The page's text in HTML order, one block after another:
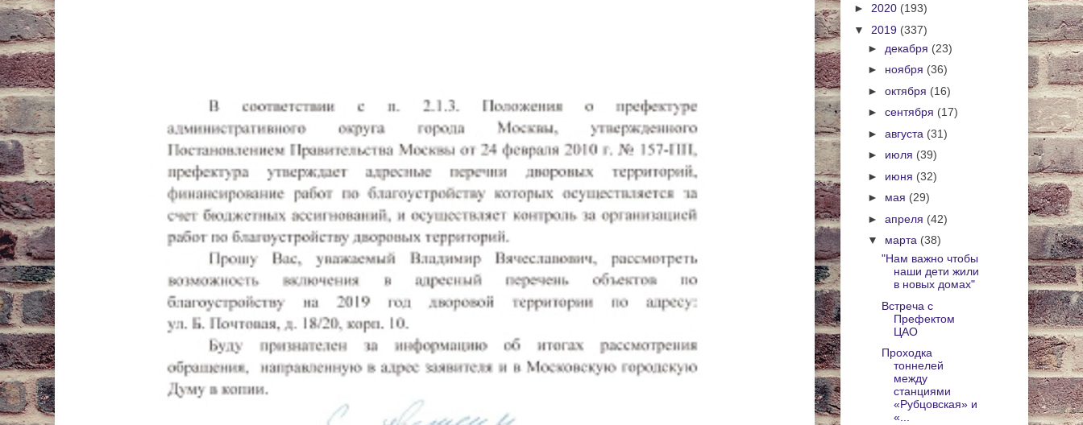
► 2020 (193)
▼ 2019 (337)
► декабря (23)
► ноября (36)
► октября (16)
► сентября (17)
► августа (31)
► июля (39)
► июня (32)
► мая (29)
► апреля (42)
▼ марта (38)
"Нам важно чтобы
наши дети жили
в новых домах"
Встреча с
Префектом
ЦАО
Проходка
тоннелей
между
станциями
«Рубцовская» и
«...